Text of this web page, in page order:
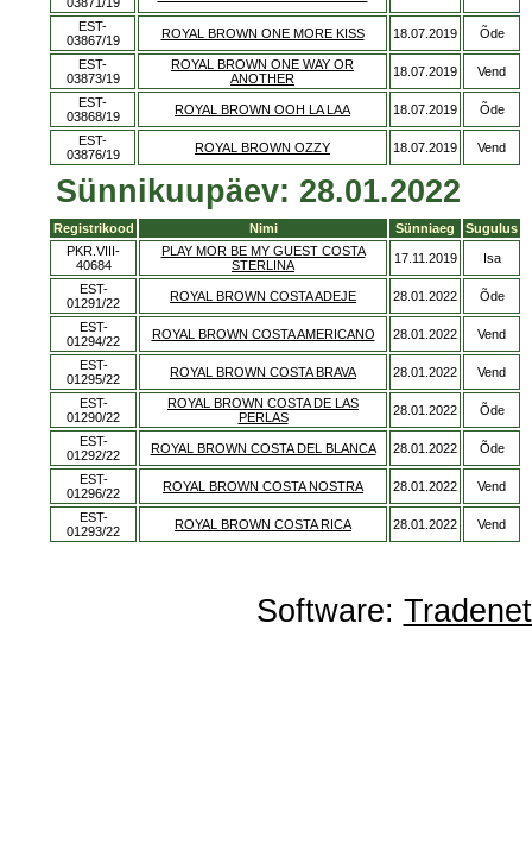
EST-
03867/19
ROYAL BROWN ONE MORE KISS 18.07.2019 Õde
EST-
03873/19
ROYAL BROWN ONE WAY OR
ANOTHER
18.07.2019 Vend
EST-
03868/19
ROYAL BROWN OOH LA LAA 18.07.2019 Õde
EST-
03876/19
ROYAL BROWN OZZY 18.07.2019 Vend
Sünnikuupäev: 28.01.2022
Registrikood Nimi Sünniaeg
Sugulus
PKR.VIII-
40684
PLAY MOR BE MY GUEST COSTA
STERLINA
17.11.2019 Isa
EST-
01291/22
ROYAL BROWN COSTA ADEJE 28.01.2022 Õde
EST-
01294/22
ROYAL BROWN COSTA AMERICANO 28.01.2022 Vend
EST-
01295/22
ROYAL BROWN COSTA BRAVA 28.01.2022 Vend
EST-
01290/22
ROYAL BROWN COSTA DE LAS
PERLAS
28.01.2022 Õde
EST-
01292/22
ROYAL BROWN COSTA DEL BLANCA 28.01.2022 Õde
EST-
01296/22
ROYAL BROWN COSTA NOSTRA 28.01.2022 Vend
EST-
01293/22
ROYAL BROWN COSTA RICA 28.01.2022 Vend
Software: